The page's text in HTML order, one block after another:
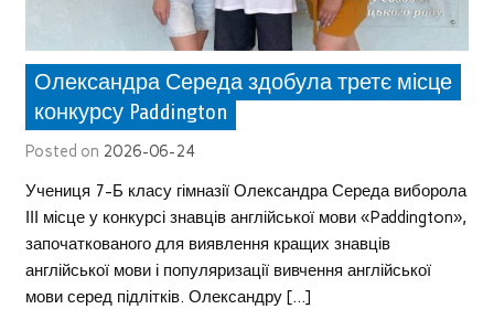
Олександра Середа здобула третє місце
конкурсу Paddington
Posted on 2026-06-24
Учениця 7-Б класу гімназії Олександра Середа виборола
ІІІ місце у конкурсі знавців англійської мови «Paddington»,
започаткованого для виявлення кращих знавців
англійської мови і популяризації вивчення англійської
мови серед підлітків. Олександру […]